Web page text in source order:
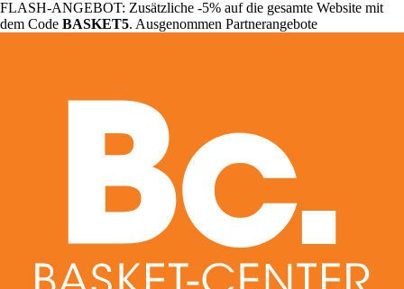
FLASH-ANGEBOT: Zusätzliche -5% auf die gesamte Website mit
dem Code BASKET5. Ausgenommen Partnerangebote